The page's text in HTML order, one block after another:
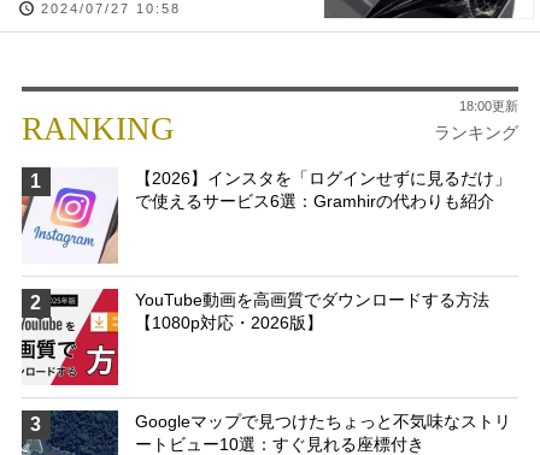
2024/07/27 10:58
RANKING ランキング
18:00更新
1
【2026】インスタを「ログインせずに見るだけ」
で使えるサービス6選：Gramhirの代わりも紹介
2
YouTube動画を高画質でダウンロードする方法
【1080p対応・2026版】
3
Googleマップで見つけたちょっと不気味なストリ
ートビュー10選：すぐ見れる座標付き